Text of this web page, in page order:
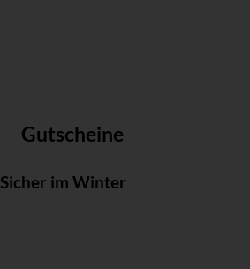
Gutscheine
Sicher im Winter